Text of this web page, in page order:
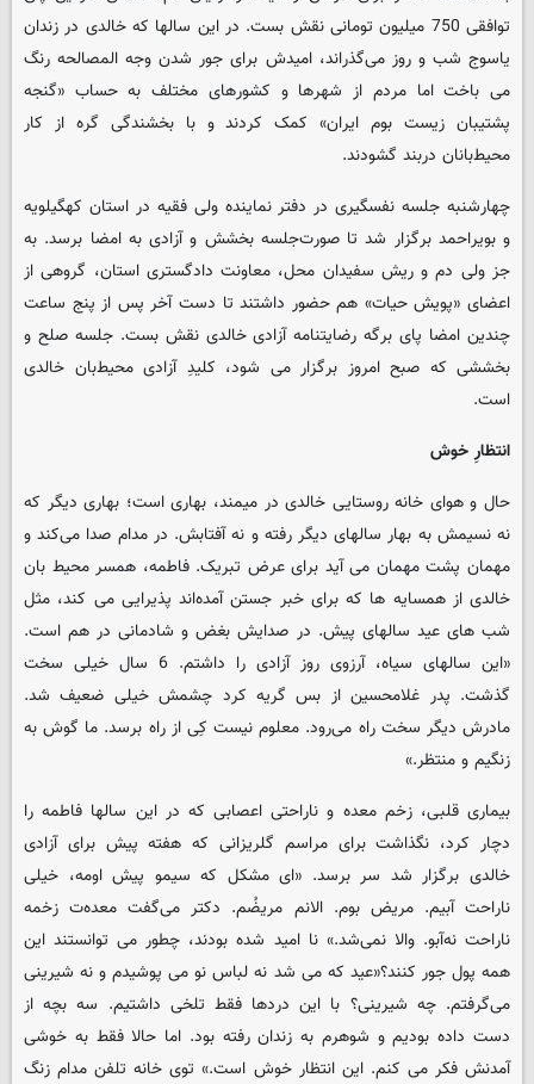
توافقی 750 میلیون تومانی نقش بست. در این سالها که خالدی در زندان
یاسوج شب و روز می‌گذراند، امیدش برای جور شدن وجه المصالحه رنگ
می باخت اما مردم از شهرها و کشورهای مختلف به حساب «گنجه
پشتیبان زیست بوم ایران» کمک کردند و با بخشندگی گره از کار
محیط‌بانان دربند گشودند.
چهارشنبه جلسه نفسگیری در دفتر نماینده ولی فقیه در استان کهگیلویه
و بویراحمد برگزار شد تا صورت‌جلسه بخشش و آزادی به امضا برسد. به
جز ولی دم و ریش سفیدان محل، معاونت دادگستری استان، گروهی از
اعضای «پویش حیات» هم حضور داشتند تا دست آخر پس از پنج ساعت
چندین امضا پای برگه رضایتنامه آزادی خالدی نقش بست. جلسه صلح و
بخششی که صبح امروز برگزار می شود، کلیدِ آزادی محیط‌بان خالدی
است.
انتظارِ خوش
حال و هوای خانه روستایی خالدی در میمند، بهاری است؛ بهاری دیگر که
نه نسیمش به بهار سالهای دیگر رفته و نه آفتابش. در مدام صدا می‌کند و
مهمان پشت مهمان می آید برای عرض تبریک. فاطمه، همسر محیط بان
خالدی از همسایه ها که برای خبر جستن آمده‌اند پذیرایی می کند، مثل
شب های عید سالهای پیش. در صدایش بغض و شادمانی در هم است.
«این سالهای سیاه، آرزوی روز آزادی را داشتم. 6 سال خیلی سخت
گذشت. پدر غلامحسین از بس گریه کرد چشمش خیلی ضعیف شد.
مادرش دیگر سخت راه می‌رود. معلوم نیست کِی از راه برسد. ما گوش به
زنگیم و منتظر.»
بیماری قلبی، زخم معده و ناراحتی اعصابی که در این سالها فاطمه را
دچار کرد، نگذاشت برای مراسم گلریزانی که هفته پیش برای آزادی
خالدی برگزار شد سر برسد. «ای مشکل که سیمو پیش اومه، خیلی
ناراحت آبیم. مریض بوم. الانم مریضُم. دکتر می‌گفت معده‌ت زخمه
ناراحت نه‌آبو. والا نمی‌شد.» نا امید شده بودند، چطور می توانستند این
همه پول جور کنند؟«عید که می شد نه لباس نو می پوشیدم و نه شیرینی
می‌گرفتم. چه شیرینی؟ با این دردها فقط تلخی داشتیم. سه بچه از
دست داده بودیم و شوهرم به زندان رفته بود. اما حالا فقط به خوشی
آمدنش فکر می کنم. این انتظار خوش است.» توی خانه تلفن مدام زنگ